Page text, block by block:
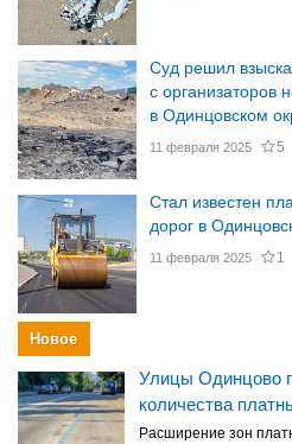
Суд решил
с организаторов
в Одинцовском
11 февраля 2025 5
Стал известен
дорог в
11 февраля 2025 1
Новое
Улицы Одинцово
количества
Расширение зон